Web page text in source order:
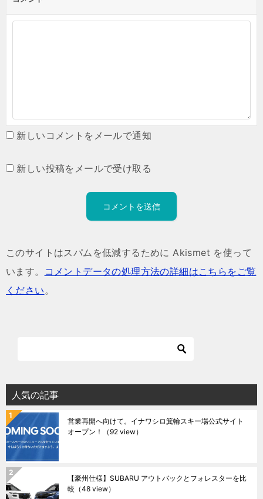
新しいコメントをメールで通知
新しい投稿をメールで受け取る
このサイトはスパムを低減するために Akismet を使って
います。
コメントデータの処理方法の詳細はこちらをご覧
ください。
人気の記事
営業再開へ向けて。イナワシロ箕輪スキー場公式サイト
オープン！
（92 view）
【豪州仕様】SUBARU アウトバックとフォレスターを比
較 （48 view）